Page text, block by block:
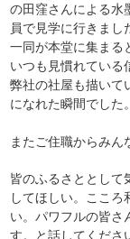
の田窪さんによる水
員で見学に行きまし
一同が本堂に集まる
いつも見慣れている
弊社の社屋も描いて
になれた瞬間でした。
またご住職からみん
皆のふるさととして
してほしい。こころ
い。パワフルの皆さ
す。と話してくださ